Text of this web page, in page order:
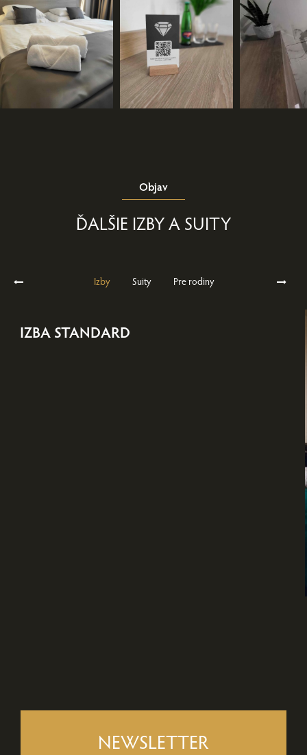
Objav
ĎALŠIE IZBY A SUITY
Izby Suity Pre rodiny
IZBA STANDARD
NEWSLETTER